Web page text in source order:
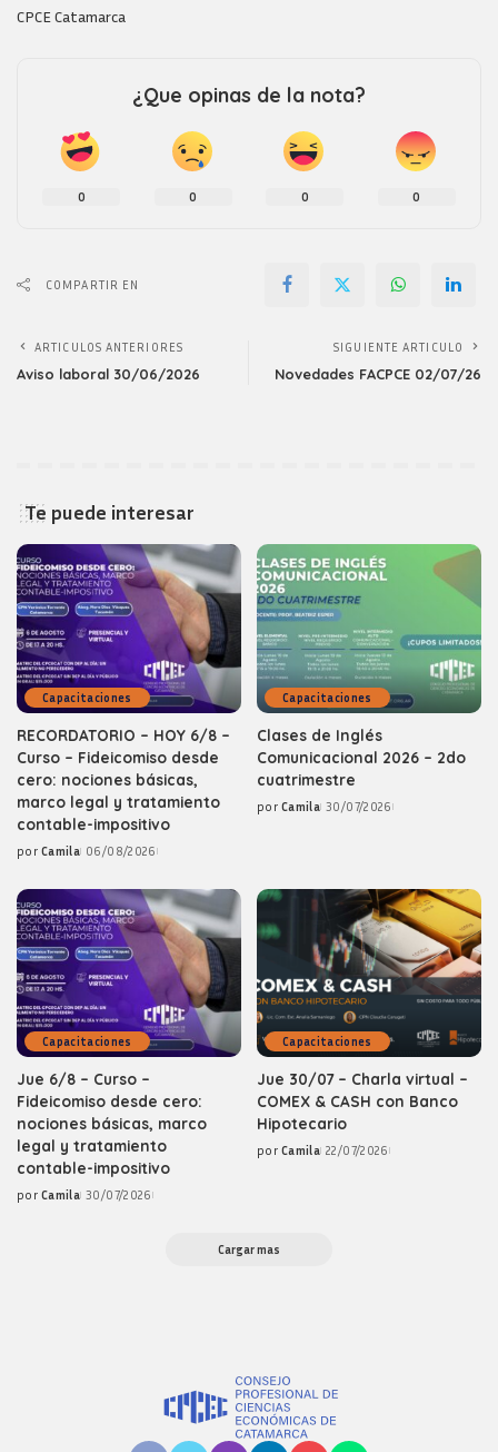
CPCE Catamarca
¿Que opinas de la nota?
0 0 0 0
COMPARTIR EN
ARTICULOS ANTERIORES
Aviso laboral 30/06/2026
SIGUIENTE ARTICULO
Novedades FACPCE 02/07/26
Te puede interesar
Capacitaciones
RECORDATORIO – HOY 6/8 –
Curso – Fideicomiso desde
cero: nociones básicas,
marco legal y tratamiento
contable-impositivo
Posted
por Camila 06/08/2026
Capacitaciones
Clases de Inglés
Comunicacional 2026 – 2do
cuatrimestre
Posted
por Camila 30/07/2026
Capacitaciones
Jue 6/8 – Curso –
Fideicomiso desde cero:
nociones básicas, marco
legal y tratamiento
contable-impositivo
Posted
por Camila 30/07/2026
Capacitaciones
Jue 30/07 – Charla virtual –
COMEX & CASH con Banco
Hipotecario
Posted
por Camila 22/07/2026
Cargar mas